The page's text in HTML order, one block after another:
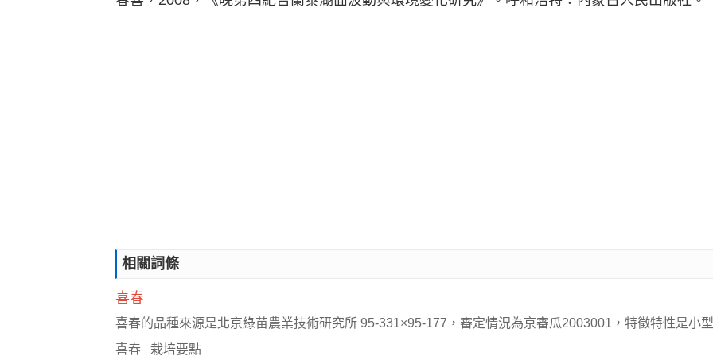
相關詞條
喜春
喜春的品種來源是北京綠苗農業技術研究所 95-331×95-177，審定情況為京審瓜2003001，特徵特性是小
喜春 栽培要點